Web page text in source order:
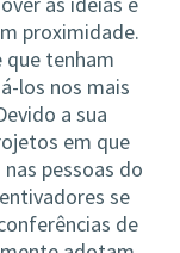
proximidade.
tenham
los nos mais
a sua
em que
pessoas do
se
de